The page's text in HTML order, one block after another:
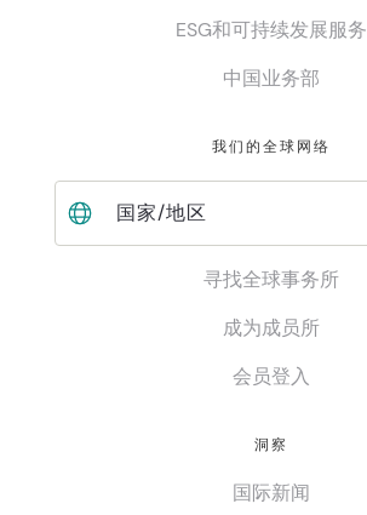
ESG和可持续发展服务
中国业务部
我们的全球网络
国家/地区
寻找全球事务所
成为成员所
会员登入
洞察
国际新闻